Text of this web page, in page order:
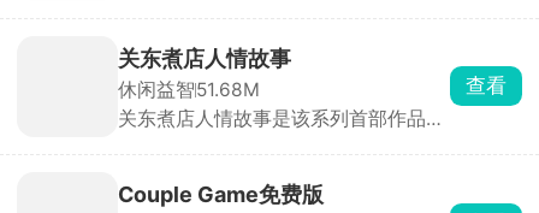
物得到积分，及时躲避黑色的生物，在
自由飞行中探索不同的地图。游戏画面
唯美，气氛宁静治愈。
关东煮店人情故事
休闲益智51.68M
关东煮店人情故事是该系列首部作品，
夜营业的关东煮小店，玩家扮演老板，
查看
Couple Game免费版